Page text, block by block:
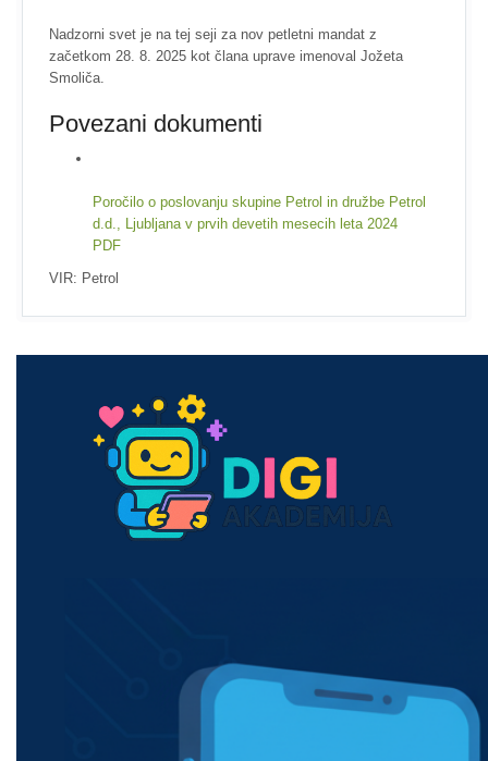
Nadzorni svet je na tej seji za nov petletni mandat z
začetkom 28. 8. 2025 kot člana uprave imenoval Jožeta
Smoliča.
Povezani dokumenti
Poročilo o poslovanju skupine Petrol in družbe Petrol
d.d., Ljubljana v prvih devetih mesecih leta 2024
PDF
VIR: Petrol